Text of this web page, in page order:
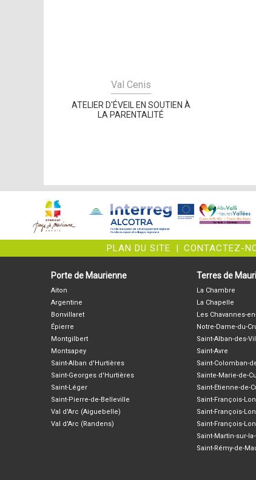
Val Cenis
ATELIER D'ÉVEIL EN SOUTIEN À
LA PARENTALITÉ
PLAN DU SITE CONTACTEZ-
Porte de Maurienne
Aiton
Argentine
Bonvillaret
Épierre
Montgilbert
Montsapey
Saint-Alban d'Hurtières
Saint-Georges d'Hurtières
Saint-Léger
Saint-Pierre-de-Belleville
Val d'Arc (Aiguebelle)
Val d'Arc (Randens)
Terres de
La Chambre
La Chapelle
Les Chavannes-
Notre-Dame-du-
Saint-Alban-des-
Saint-Avre
Saint-Colomban-
Sainte-Marie-de-
Saint-Etienne-de-
Saint-François-
Saint-François-
Saint-François-
Saint-Martin-sur-
Saint-Rémy-de-